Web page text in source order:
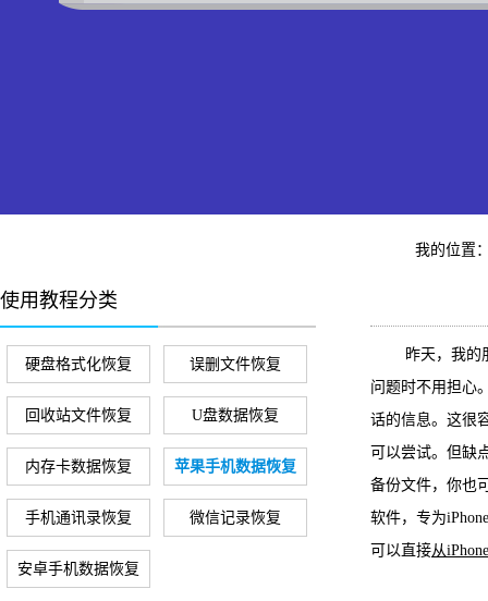
我的位置
使用教程分类
硬盘格式化恢复 误删文件恢复
回收站文件恢复 U盘数据恢复
内存卡数据恢复 苹果手机数据恢复
手机通讯录恢复 微信记录恢复
安卓手机数据恢复
昨天，我的朋
问题时不用担心
话的信息。这很
可以尝试。但缺
备份文件，你也
软件，专为
可以直接从